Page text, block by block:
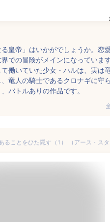
皇帝」はいかがでしょうか。恋
での冒険がメインになっていま
働いていた少女・ハルは、実は
竜人の騎士であるクロナギに守
バトルありの作品です。
ることをひた隠す（1） （アース・ス